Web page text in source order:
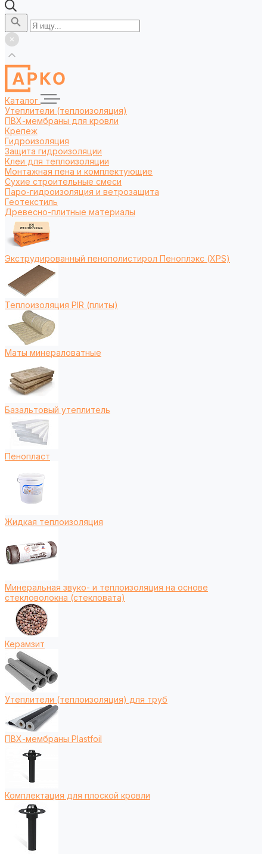
Каталог
Утеплители (теплоизоляция)
ПВХ-мембраны для кровли
Крепеж
Гидроизоляция
Защита гидроизоляции
Клеи для теплоизоляции
Монтажная пена и комплектующие
Сухие строительные смеси
Паро-гидроизоляция и ветрозащита
Геотекстиль
Древесно-плитные материалы
Экструдированный пенополистирол Пеноплэкс (XPS)
Теплоизоляция PIR (плиты)
Маты минераловатные
Базальтовый утеплитель
Пенопласт
Жидкая теплоизоляция
Минеральная звуко- и теплоизоляция на основе
стекловолокна (стекловата)
Керамзит
Утеплители (теплоизоляция) для труб
ПВХ-мембраны Plastfoil
Комплектация для плоской кровли